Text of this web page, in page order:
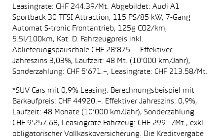
Leasingrate: CHF 244.39/Mt. Abgebildet: Audi A1
Sportback 30 TFSI Attraction, 115 PS/85 kW, 7-Gang
Automat S-tronic Frontantrieb, 125g CO2/km,
5.5l/100km, Kat. D. Fahrzeugpreis inkl.
Ablieferungspauschale CHF 28’875.–. Effektiver
Jahreszins 3,03%, Laufzeit: 48 Mt. (10'000 km/Jahr),
Sonderzahlung: CHF 5’671.–, Leasingrate: CHF 213.58/Mt.
*SUV Cars mit 0,9% Leasing: Berechnungsbeispiel mit
Barkaufpreis: CHF 44920.–. Effektiver Jahreszins: 0,9%,
Laufzeit: 48 Monate (10’000 km/Jahr), Sonderzahlung
CHF 9’257.68, Leasingrate Fahrzeug: CHF 299.–/Mt., exkl.
obligatorischer Vollkaskoversicherung. Die Kreditvergabe